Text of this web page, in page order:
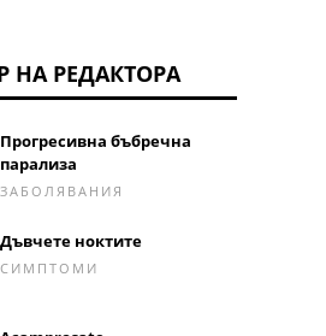
НА РЕДАКТОРА
Прогресивна бъбречна
парализа
ЗАБОЛЯВАНИЯ
Дъвчете ноктите
СИМПТОМИ